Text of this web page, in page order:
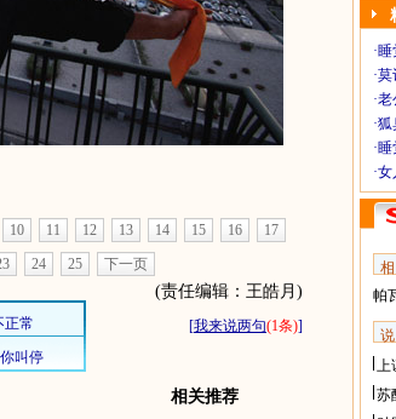
10 11 12 13 14 15 16
17
24 25 下一页
(责任编辑：王皓月)
[我来说两句(1条)]
相关推荐
·
·莫
·老
·狐
·
·女
帕
上
苏